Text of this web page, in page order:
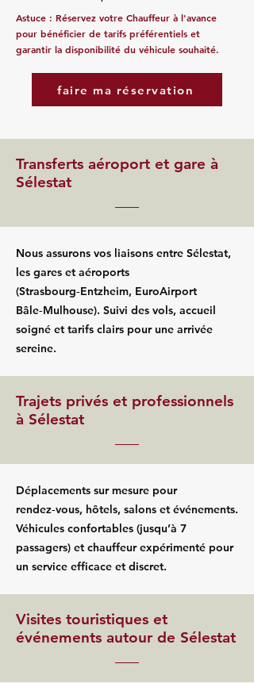
Astuce : Réservez votre Chauffeur à l'avance
pour bénéficier de tarifs préférentiels et
garantir la disponibilité du véhicule souhaité.
faire ma réservation
Transferts aéroport et gare à
Sélestat
Nous assurons vos liaisons entre Sélestat,
les gares et aéroports
(Strasbourg‑Entzheim, EuroAirport
Bâle‑Mulhouse). Suivi des vols, accueil
soigné et tarifs clairs pour une arrivée
sereine.
Trajets privés et professionnels
à Sélestat
Déplacements sur mesure pour
rendez‑vous, hôtels, salons et événements.
Véhicules confortables (jusqu’à 7
passagers) et chauffeur expérimenté pour
un service efficace et discret.
Visites touristiques et
événements autour de Sélestat